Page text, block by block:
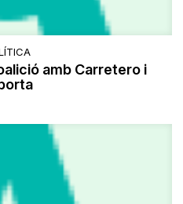
amb Carretero i